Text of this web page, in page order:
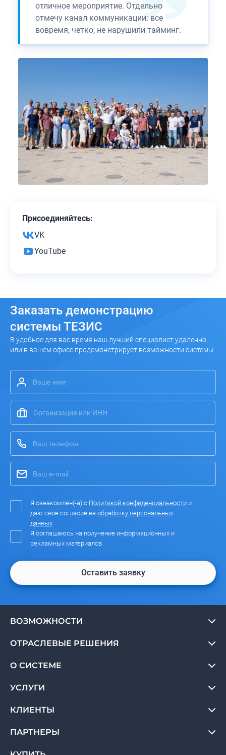
отличное мероприятие. Отдельно
отмечу канал коммуникации: все
вовремя, четко, не нарушили тайминг.
Присоединяйтесь:
VK
YouTube
Заказать демонстрацию
системы ТЕЗИС
В удобное для вас время наш лучший специалист удаленно
или в вашем офисе продемонстрирует возможности системы
Я ознакомлен(-а) с Политикой конфиденциальности и
даю свое согласие на обработку персональных
данных
Я соглашаюсь на получение информационных и
рекламных материалов
Оставить заявку
ВОЗМОЖНОСТИ
ОТРАСЛЕВЫЕ РЕШЕНИЯ
О СИСТЕМЕ
УСЛУГИ
КЛИЕНТЫ
ПАРТНЕРЫ